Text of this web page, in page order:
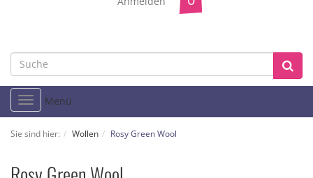
Toggle
navigation
Menü
Sie sind hier: Wollen Rosy Green Wool